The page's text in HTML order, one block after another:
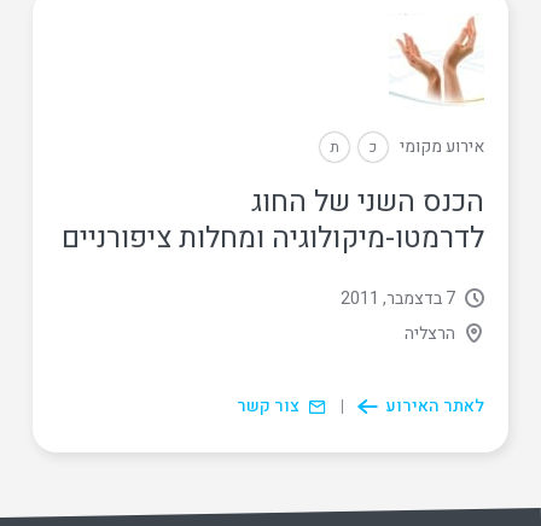
הכנס השני של החוג
לדרמטו-מיקולוגיה ומחלות ציפורניים
אירוע מקומי כ ת
7 בדצמבר, 2011
הרצליה
לאתר האירוע צור קשר